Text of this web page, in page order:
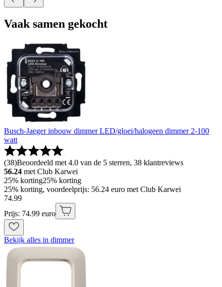
Vaak samen gekocht
Busch-Jaeger inbouw dimmer LED/gloei/halogeen dimmer 2-100
watt
(38)Beoordeeld met 4.0 van de 5 sterren, 38 klantreviews
56.24 met Club Karwei
25% korting25% korting
25% korting, voordeelprijs: 56.24 euro met Club Karwei
74.99
Prijs: 74.99 euro
Bekijk alles in dimmer